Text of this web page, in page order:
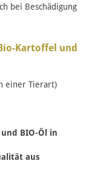
bei Beschädigung
Kartoffel und
einer Tierart)
BIO-Öl in
aus